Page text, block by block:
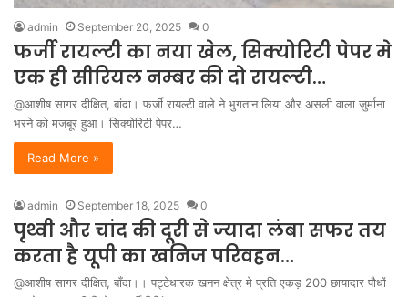
admin September 20, 2025 0
फर्जी रायल्टी का नया खेल, सिक्योरिटी पेपर मे
एक ही सीरियल नम्बर की दो रायल्टी…
@आशीष सागर दीक्षित, बांदा। फर्जी रायल्टी वाले ने भुगतान लिया और असली वाला जुर्माना
भरने को मजबूर हुआ। सिक्योरिटी पेपर…
Read More »
admin September 18, 2025 0
पृथ्वी और चांद की दूरी से ज्यादा लंबा सफर तय
करता है यूपी का खनिज परिवहन…
@आशीष सागर दीक्षित, बाँदा।। पट्टेधारक खनन क्षेत्र मे प्रति एकड़ 200 छायादार पौधों